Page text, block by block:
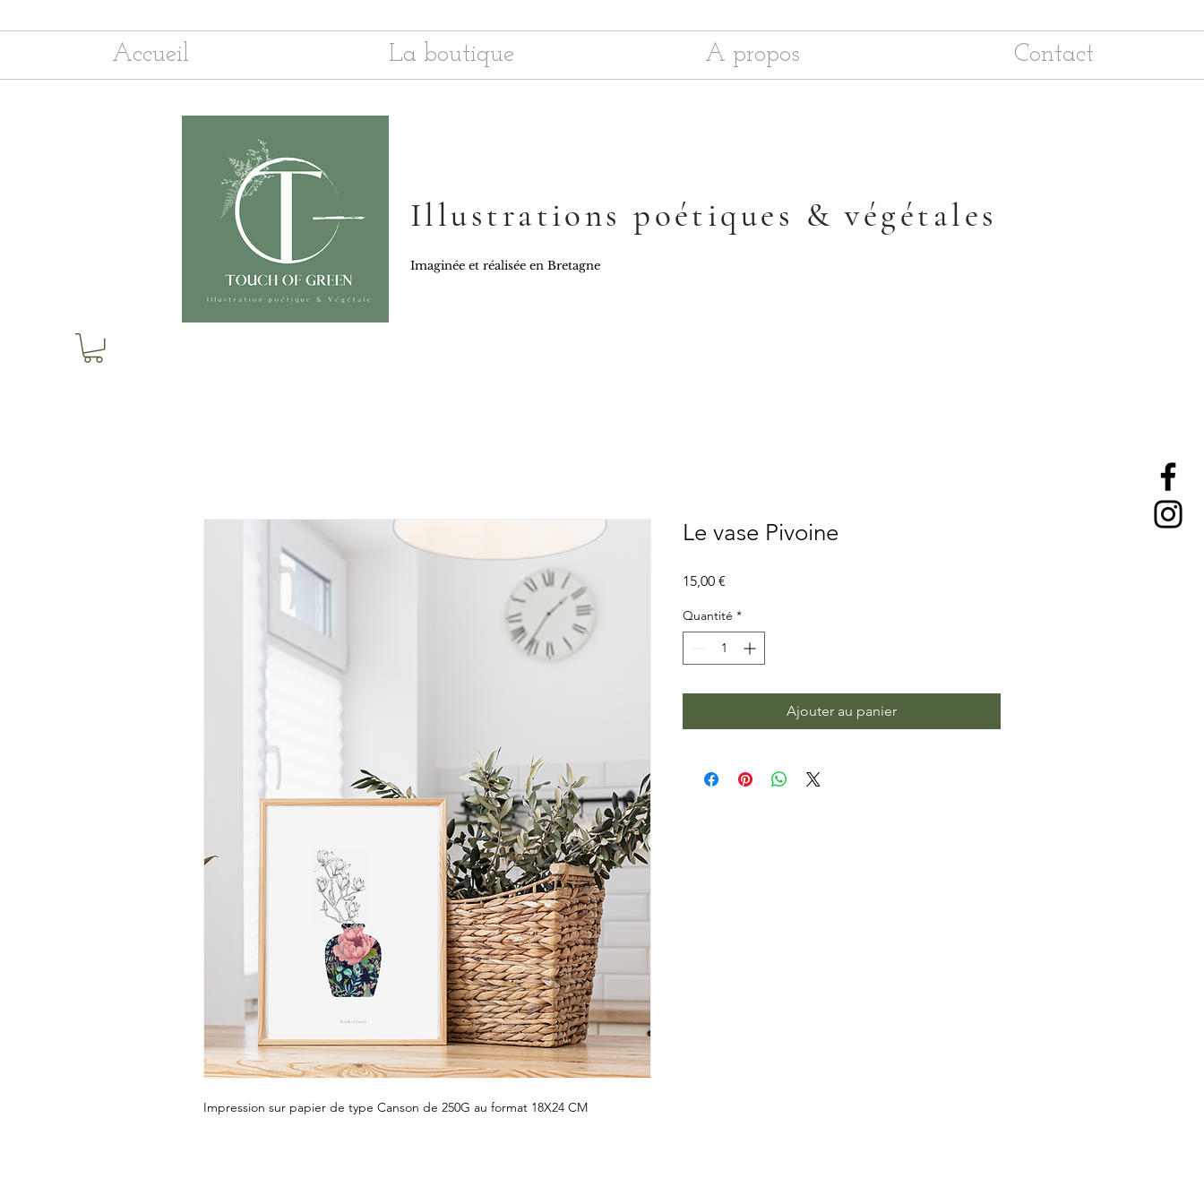
Accueil La boutique A propos Contact
Illustrations poétiques & végétales
Imaginée et réalisée en Bretagne
Impression sur papier de type Canson de 250G au format 18X24 CM
Le vase Pivoine
15,00 €
Quantité *
Ajouter au panier